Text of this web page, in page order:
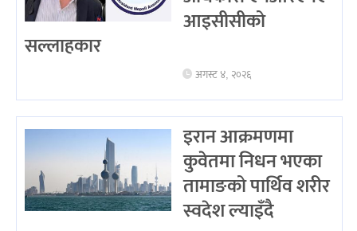
आइसीसीको
सल्लाहकार
अगस्ट ४, २०२६
इरान आक्रमणमा
कुवेतमा निधन भएका
तामाङको पार्थिव शरीर
स्वदेश ल्याइँदै